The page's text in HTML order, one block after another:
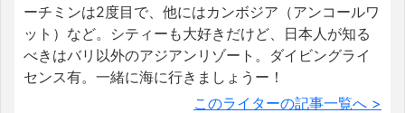
ーチミンは2度目で、他にはカンボジア（アンコールワ
ット）など。シティーも大好きだけど、日本人が知る
べきはバリ以外のアジアンリゾート。ダイビングライ
センス有。一緒に海に行きましょうー！
このライターの記事一覧へ >